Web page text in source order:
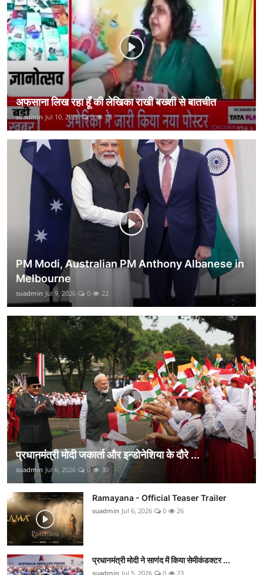
कानून
राजनीति
वीडियो
अफसाना लिख रहा हूँ की लेखिका राखी बख्शी से बातचीत
suadmin Jul 10, 2026 0 28
PM Modi, Australian PM Anthony Albanese in
Melbourne
suadmin Jul 9, 2026 0 22
प्रधानमंत्री मोदी जकार्ता और इन्डोनेशिया के दौरे ...
suadmin Jul 6, 2026 0 30
Ramayana - Official Teaser Trailer
suadmin Jul 6, 2026 0 26
प्रधानमंत्री मोदी ने साणंद में किया सेमीकंडक्टर ...
suadmin Jul 5, 2026 0 23